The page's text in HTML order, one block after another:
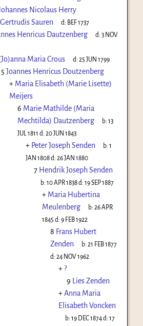
Nicolaus Herry
Sauren d: BEF 1737
Henricus Dautzenberg d:3 NOV
Maria Crous d:25 JUN 1799
5 Joannes Henricus Doutzenberg
+ Maria Elisabeth (Marie Lisette)
Meijers
6 Marie Mathilde (Maria
Mechtilda) Dautzenberg
b:13
JUL 1811 d: 20 JUN 1843
+ Peter Joseph Senden b:1
JAN 1808d: 26 JAN 1880
7 Hendrik Joseph Senden
b:10 APR 1838d:19 SEP 1887
+ Maria Hubertina
Meulenberg
b:26 APR
1845 d: 9 FEB 1922
8 Frans Hubert
Zenden
b:21 FEB 1877
d: 24 NOV 1962
+ ?
9 Lies Zenden
+Anna Maria
Elisabeth Voncken
b:19 DEC 1874d:17